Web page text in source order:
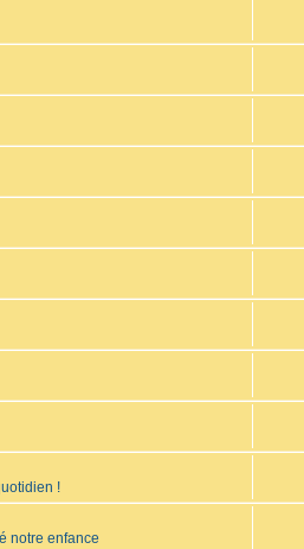
!
notre enfance